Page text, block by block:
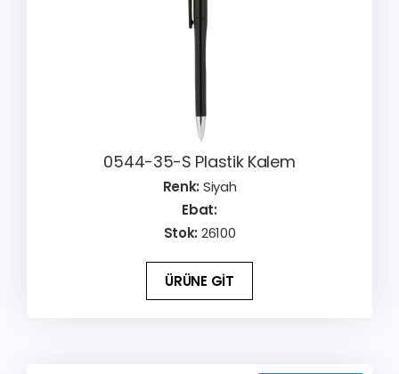
0544-35-S Plastik Kalem
Renk: Siyah
Ebat:
Stok: 26100
ÜRÜNE GİT